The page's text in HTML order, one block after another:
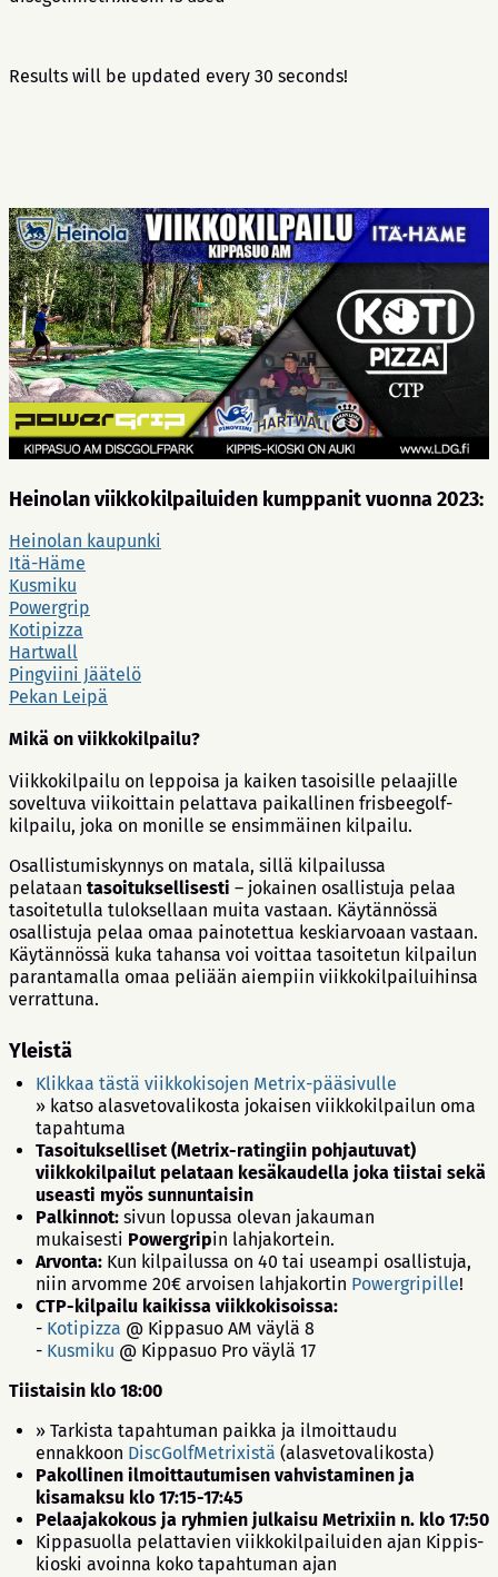
Results will be updated every 30 seconds!
Heinolan viikkokilpailuiden kumppanit vuonna 2023:
Heinolan kaupunki
Itä-Häme
Kusmiku
Powergrip
Kotipizza
Hartwall
Pingviini Jäätelö
Pekan Leipä
Mikä on viikkokilpailu?
Viikkokilpailu on leppoisa ja kaiken tasoisille pelaajille
soveltuva viikoittain pelattava paikallinen frisbeegolf-
kilpailu, joka on monille se ensimmäinen kilpailu.
Osallistumiskynnys on matala, sillä kilpailussa
pelataan tasoituksellisesti – jokainen osallistuja pelaa
tasoitetulla tuloksellaan muita vastaan. Käytännössä
osallistuja pelaa omaa painotettua keskiarvoaan vastaan.
Käytännössä kuka tahansa voi voittaa tasoitetun kilpailun
parantamalla omaa peliään aiempiin viikkokilpailuihinsa
verrattuna.
Yleistä
Klikkaa tästä viikkokisojen Metrix-pääsivulle
» katso alasvetovalikosta jokaisen viikkokilpailun oma
tapahtuma
Tasoitukselliset (Metrix-ratingiin pohjautuvat)
viikkokilpailut pelataan kesäkaudella joka tiistai sekä
useasti myös sunnuntaisin
Palkinnot: sivun lopussa olevan jakauman
mukaisesti Powergripin lahjakortein.
Arvonta: Kun kilpailussa on 40 tai useampi osallistuja,
niin arvomme 20€ arvoisen lahjakortin Powergripille!
CTP-kilpailu kaikissa viikkokisoissa:
- Kotipizza @ Kippasuo AM väylä 8
- Kusmiku @ Kippasuo Pro väylä 17
Tiistaisin klo 18:00
» Tarkista tapahtuman paikka ja ilmoittaudu
ennakkoon DiscGolfMetrixistä (alasvetovalikosta)
Pakollinen ilmoittautumisen vahvistaminen ja
kisamaksu klo 17:15-17:45
Pelaajakokous ja ryhmien julkaisu Metrixiin n. klo 17:50
Kippasuolla pelattavien viikkokilpailuiden ajan Kippis-
kioski avoinna koko tapahtuman ajan